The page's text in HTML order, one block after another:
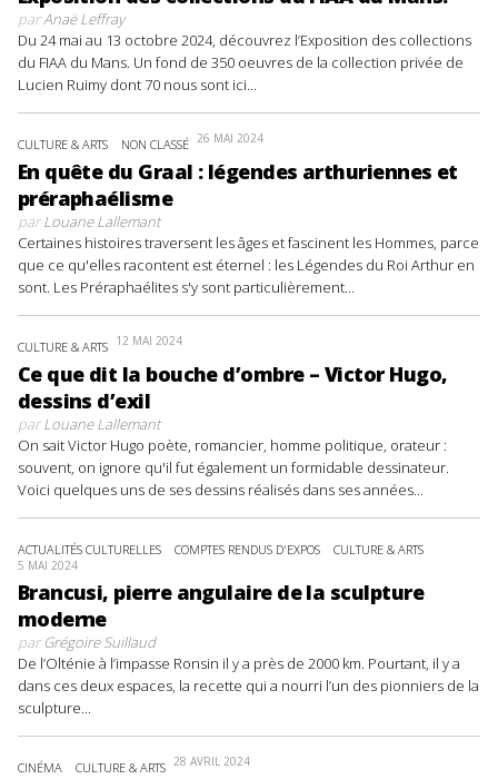
parAnaë Leffray
Du 24 mai au 13 octobre 2024, découvrez l’Exposition des collections
du FIAA du Mans. Un fond de 350 oeuvres de la collection privée de
Lucien Ruimy dont 70 nous sont ici...
CULTURE & ARTS NON CLASSÉ 26 MAI 2024
En quête du Graal : légendes arthuriennes et
préraphaélisme
parLouane Lallemant
Certaines histoires traversent les âges et fascinent les Hommes, parce
que ce qu'elles racontent est éternel : les Légendes du Roi Arthur en
sont. Les Préraphaélites s'y sont particulièrement...
CULTURE & ARTS 12 MAI 2024
Ce que dit la bouche d’ombre – Victor Hugo,
dessins d’exil
parLouane Lallemant
On sait Victor Hugo poète, romancier, homme politique, orateur :
souvent, on ignore qu'il fut également un formidable dessinateur.
Voici quelques uns de ses dessins réalisés dans ses années...
ACTUALITÉS CULTURELLES COMPTES RENDUS D'EXPOS CULTURE & ARTS
5 MAI 2024
Brancusi, pierre angulaire de la sculpture
moderne
parGrégoire Suillaud
De l’Olténie à l’impasse Ronsin il y a près de 2000 km. Pourtant, il y a
dans ces deux espaces, la recette qui a nourri l’un des pionniers de la
sculpture...
CINÉMA CULTURE & ARTS 28 AVRIL 2024